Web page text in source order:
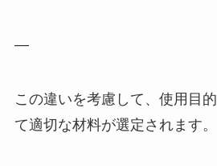
—
この違いを考慮して、使用目
て適切な材料が選定されます。